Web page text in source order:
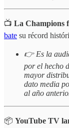
📺 La Champions
bate su récord
👉 Es la
por el hecho
mayor
dato media
al año
📦 YouTube TV